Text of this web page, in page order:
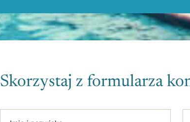
Skorzystaj z formularza